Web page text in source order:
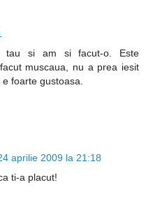
tau si am si facut-o. Este
muscaua, nu a prea iesit
foarte gustoasa.
aprilie 2009 la 21:18
ti-a placut!